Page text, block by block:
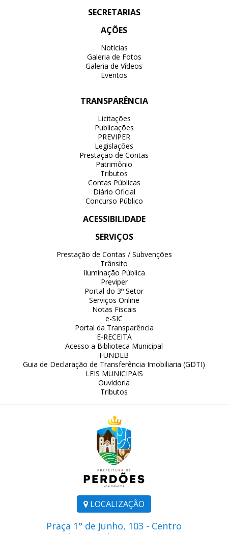
LOCALIZAÇÃO
Praça 1° de Junho, 103 - Centro
SECRETARIAS
AÇÕES
Notícias
Galeria de Fotos
Galeria de Vídeos
Eventos
TRANSPARÊNCIA
Licitações
Publicações
PREVIPER
Legislações
Prestação de Contas
Patrimônio
Tributos
Contas Públicas
Diário Oficial
Concurso Público
ACESSIBILIDADE
SERVIÇOS
Prestação de Contas / Subvenções
Trânsito
Iluminação Pública
Previper
Portal do 3º Setor
Serviços Online
Notas Fiscais
e-SIC
Portal da Transparência
E-RECEITA
Acesso a Biblioteca Municipal
FUNDEB
Guia de Declaração de Transferência Imobiliaria (GDTI)
LEIS MUNICIPAIS
Ouvidoria
Tributos